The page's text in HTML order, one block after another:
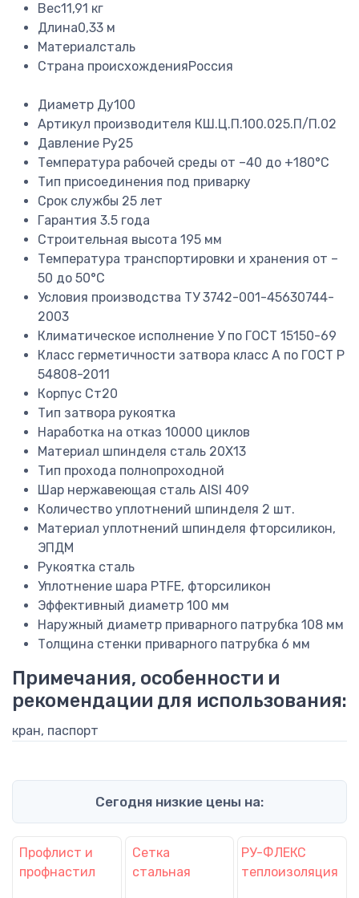
Вес11,91 кг
Длина0,33 м
Материалсталь
Страна происхожденияРоссия
Диаметр Ду100
Артикул производителя КШ.Ц.П.100.025.П/П.02
Давление Ру25
Температура рабочей среды от –40 до +180°C
Тип присоединения под приварку
Срок службы 25 лет
Гарантия 3.5 года
Строительная высота 195 мм
Температура транспортировки и хранения от –
50 до 50°C
Условия производства ТУ 3742-001-45630744-
2003
Климатическое исполнение У по ГОСТ 15150-69
Класс герметичности затвора класс А по ГОСТ P
54808-2011
Корпус Ст20
Тип затвора рукоятка
Наработка на отказ 10000 циклов
Материал шпинделя сталь 20Х13
Тип прохода полнопроходной
Шар нержавеющая сталь AISI 409
Количество уплотнений шпинделя 2 шт.
Материал уплотнений шпинделя фторсиликон,
ЭПДМ
Рукоятка сталь
Уплотнение шара PTFE, фторсиликон
Эффективный диаметр 100 мм
Наружный диаметр приварного патрубка 108 мм
Толщина стенки приварного патрубка 6 мм
Примечания, особенности и
рекомендации для использования:
кран, паспорт
Сегодня низкие цены на:
Профлист и
профнастил
Сетка
стальная
РУ-ФЛЕКС
теплоизоляция